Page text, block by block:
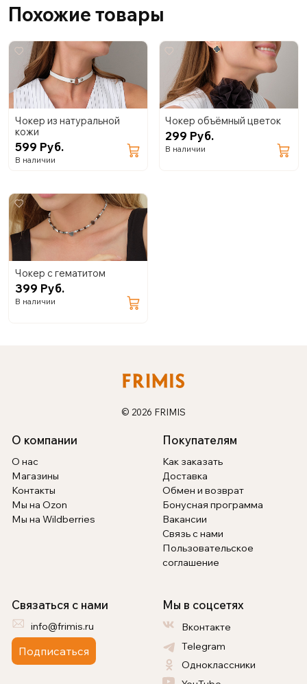
Похожие товары
Чокер из натуральной
кожи
599 Руб.
В наличии
Чокер объёмный цветок
299 Руб.
В наличии
Чокер с гематитом
399 Руб.
В наличии
© 2026 FRIMIS
О компании
О нас
Магазины
Контакты
Мы на Ozon
Мы на Wildberries
Покупателям
Как заказать
Доставка
Обмен и возврат
Бонусная программа
Вакансии
Связь с нами
Пользовательское
соглашение
Связаться с нами
info@frimis.ru
Подписаться
Мы в соцсетях
Вконтакте
Telegram
Одноклассники